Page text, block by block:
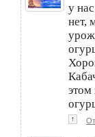
у
нет,
этом
↑